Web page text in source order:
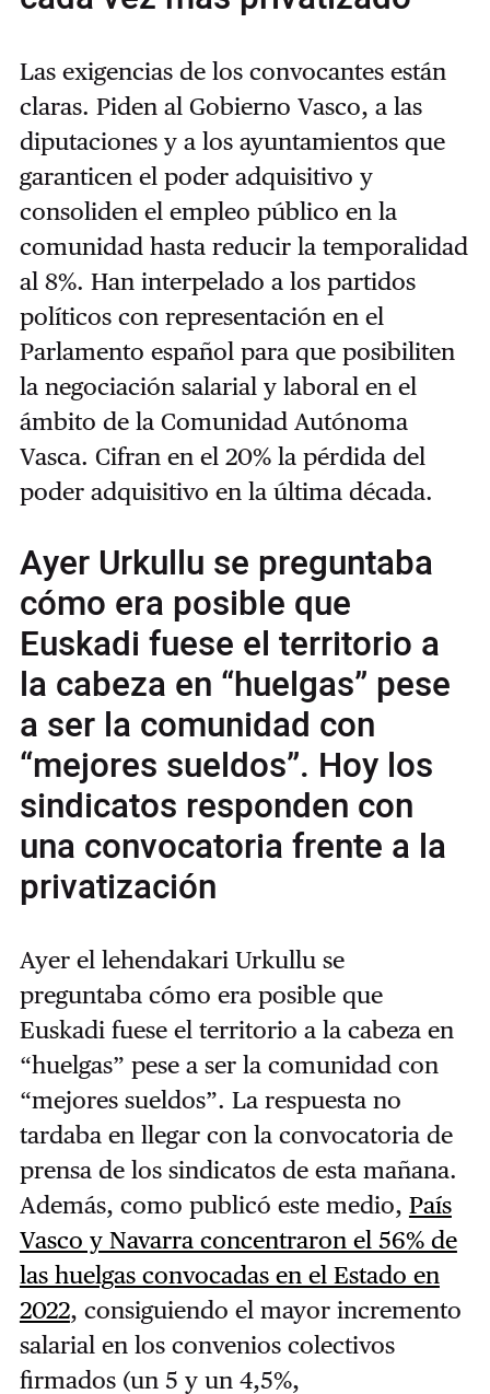
Las exigencias de los convocantes están
claras. Piden al Gobierno Vasco, a las
diputaciones y a los ayuntamientos que
garanticen el poder adquisitivo y
consoliden el empleo público en la
comunidad hasta reducir la temporalidad
al 8%. Han interpelado a los partidos
políticos con representación en el
Parlamento español para que posibiliten
la negociación salarial y laboral en el
ámbito de la Comunidad Autónoma
Vasca. Cifran en el 20% la pérdida del
poder adquisitivo en la última década.
Ayer Urkullu se preguntaba
cómo era posible que
Euskadi fuese el territorio a
la cabeza en “huelgas” pese
a ser la comunidad con
“mejores sueldos”. Hoy los
sindicatos responden con
una convocatoria frente a la
privatización
Ayer el lehendakari Urkullu se
preguntaba cómo era posible que
Euskadi fuese el territorio a la cabeza en
“huelgas” pese a ser la comunidad con
“mejores sueldos”. La respuesta no
tardaba en llegar con la convocatoria de
prensa de los sindicatos de esta mañana.
Además, como publicó este medio, País
Vasco y Navarra concentraron el 56% de
las huelgas convocadas en el Estado en
2022, consiguiendo el mayor incremento
salarial en los convenios colectivos
firmados (un 5 y un 4,5%,